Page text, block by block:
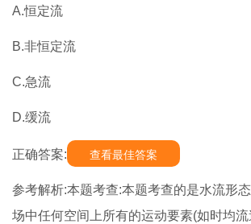
A.恒定流
B.非恒定流
C.急流
D.缓流
正确答案: 查看最佳答案
参考解析:本题考查:本题考查的是水流形
场中任何空间上所有的运动要素(如时均流